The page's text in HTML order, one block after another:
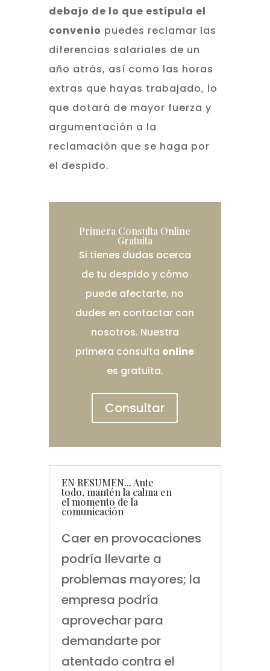
debajo de lo que estipula el
convenio puedes reclamar las
diferencias salariales de un
año atrás, así como las horas
extras que hayas trabajado, lo
que dotará de mayor fuerza y
argumentación a la
reclamación que se haga por
el despido.
Primera Consulta Online
Gratuita
Si tienes dudas acerca
de tu despido y cómo
puede afectarte, no
dudes en contactar con
nosotros. Nuestra
primera consulta online
es gratuita.
Consultar
EN RESUMEN... Ante
todo, mantén la calma en
el momento de la
comunicación
Caer en provocaciones
podría llevarte a
problemas mayores; la
empresa podría
aprovechar para
demandarte por
atentado contra el